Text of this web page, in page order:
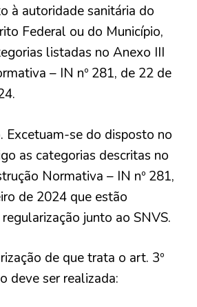
à autoridade sanitária do
Federal ou do Município,
listadas no Anexo III
– IN nº 281, de 22 de
Excetuam-se do disposto no
as categorias descritas no
Normativa – IN nº 281,
de 2024 que estão
junto ao SNVS.
de que trata o art. 3º
deve ser realizada: